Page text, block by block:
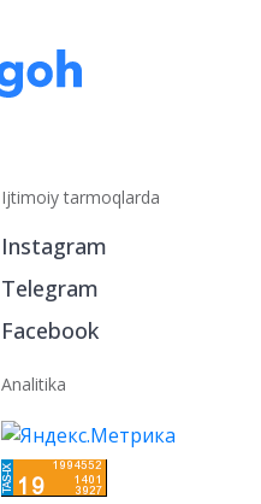
Ijtimoiy tarmoqlarda
Instagram
Telegram
Facebook
Analitika